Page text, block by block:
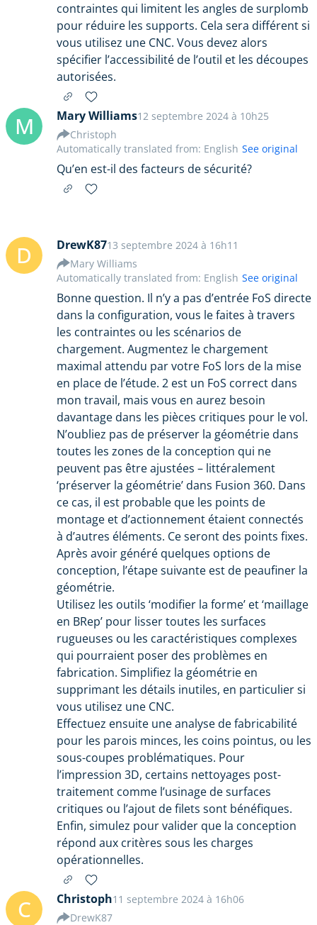
contraintes qui limitent les angles de surplomb
pour réduire les supports. Cela sera différent si
vous utilisez une CNC. Vous devez alors
spécifier l’accessibilité de l’outil et les découpes
autorisées.
M Mary Williams12 septembre 2024 à 10h25
Christoph
Qu’en est-il des facteurs de sécurité?
Automatically translated from: English See original
D DrewK8713 septembre 2024 à 16h11
Mary Williams
Bonne question. Il n’y a pas d’entrée FoS directe
dans la configuration, vous le faites à travers
les contraintes ou les scénarios de
chargement. Augmentez le chargement
maximal attendu par votre FoS lors de la mise
en place de l’étude. 2 est un FoS correct dans
mon travail, mais vous en aurez besoin
davantage dans les pièces critiques pour le vol.
N’oubliez pas de préserver la géométrie dans
toutes les zones de la conception qui ne
peuvent pas être ajustées – littéralement
‘préserver la géométrie’ dans Fusion 360. Dans
ce cas, il est probable que les points de
montage et d’actionnement étaient connectés
à d’autres éléments. Ce seront des points fixes.
Après avoir généré quelques options de
conception, l’étape suivante est de peaufiner la
géométrie.
Utilisez les outils ‘modifier la forme’ et ‘maillage
en BRep’ pour lisser toutes les surfaces
rugueuses ou les caractéristiques complexes
qui pourraient poser des problèmes en
fabrication. Simplifiez la géométrie en
supprimant les détails inutiles, en particulier si
vous utilisez une CNC.
Effectuez ensuite une analyse de fabricabilité
pour les parois minces, les coins pointus, ou les
sous-coupes problématiques. Pour
l’impression 3D, certains nettoyages post-
traitement comme l’usinage de surfaces
critiques ou l’ajout de filets sont bénéfiques.
Enfin, simulez pour valider que la conception
répond aux critères sous les charges
opérationnelles.
Automatically translated from: English See original
C Christoph11 septembre 2024 à 16h06
DrewK87